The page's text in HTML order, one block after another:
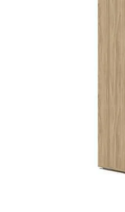
ВЫИГРАЙ
покрутив колесо